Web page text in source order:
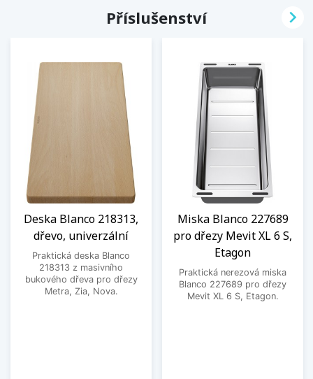
Příslušenství
Deska Blanco 218313,
dřevo, univerzální
Praktická deska Blanco
218313 z masivního
bukového dřeva pro dřezy
Metra, Zia, Nova.
Miska Blanco 227689
pro dřezy Mevit XL 6 S,
Etagon
Praktická nerezová miska
Blanco 227689 pro dřezy
Mevit XL 6 S, Etagon.
